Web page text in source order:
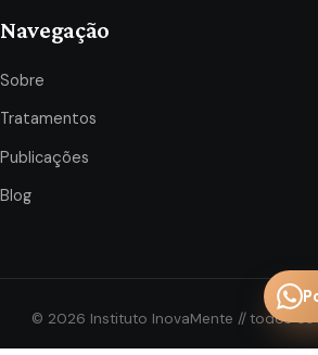
Navegação
Sobre
Tratamentos
Publicações
Blog
© 2026 Instituto InovaMente // todos